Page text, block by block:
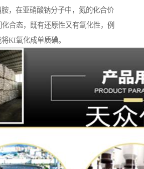
，在亚硝酸钠分子中，氮的化合价
合态，既有还原性又有氧化性，例
KI氧化成单质碘。